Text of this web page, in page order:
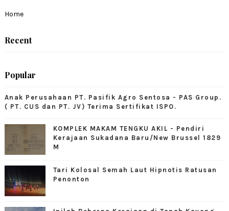
Home
Recent
Popular
Anak Perusahaan PT. Pasifik Agro Sentosa - PAS Group.
( PT. CUS dan PT. JV) Terima Sertifikat ISPO.
KOMPLEK MAKAM TENGKU AKIL - Pendiri
Kerajaan Sukadana Baru/New Brussel 1829
M
Tari Kolosal Semah Laut Hipnotis Ratusan
Penonton